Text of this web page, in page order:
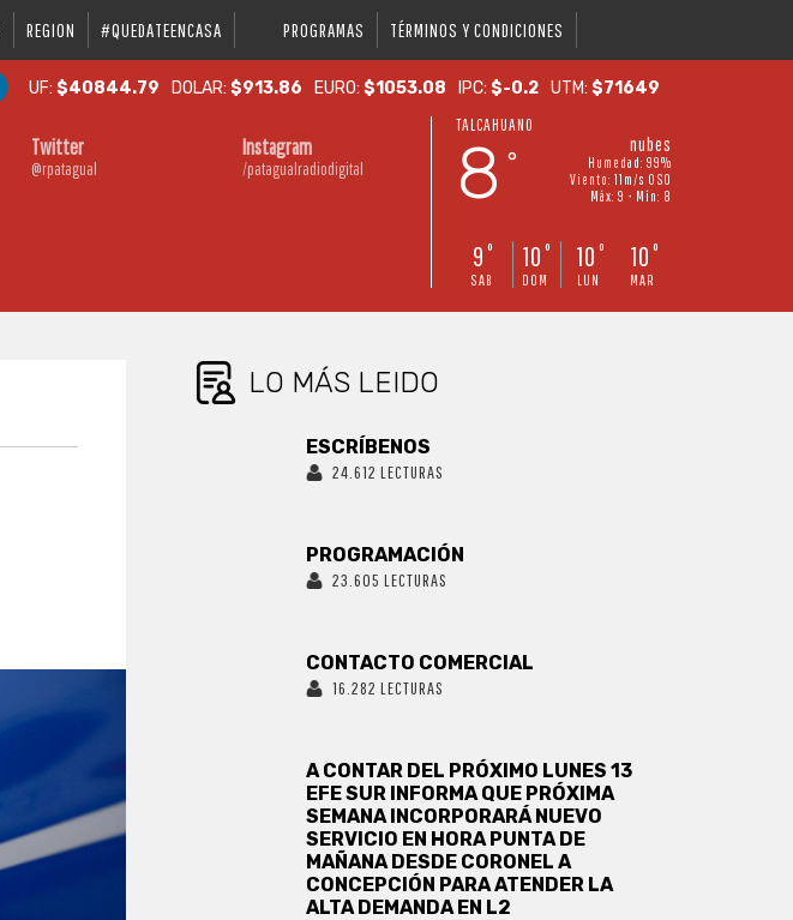
REGION #QUEDATEENCASA PROGRAMAS TÉRMINOS Y CONDICIONES
UF:$40844.79 DOLAR:$913.86 EURO:$1053.08 IPC:$-0.2 UTM:$71649
Twitter
@rpatagual
Instagram
/patagualradiodigital
TALCAHUANO
8 °
nubes
Humedad: 99%
Viento: 11m/s OSO
Máx: 9 • Mín: 8
9 °
SAB
10 °
DOM
10 °
LUN
10 °
MAR
LO MÁS LEIDO
ESCRÍBENOS
24.612 LECTURAS
PROGRAMACIÓN
23.605 LECTURAS
CONTACTO COMERCIAL
16.282 LECTURAS
A CONTAR DEL PRÓXIMO LUNES 13
EFE SUR INFORMA QUE PRÓXIMA
SEMANA INCORPORARÁ NUEVO
SERVICIO EN HORA PUNTA DE
MAÑANA DESDE CORONEL A
CONCEPCIÓN PARA ATENDER LA
ALTA DEMANDA EN L2